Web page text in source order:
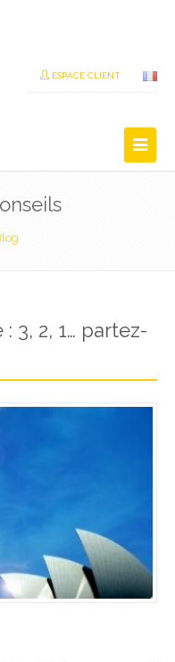
ESPACE CLIENT
3, 2, 1… partez-